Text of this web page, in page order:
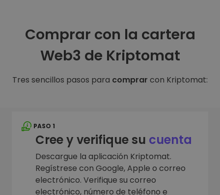
Comprar con la cartera
Web3 de Kriptomat
Tres sencillos pasos para comprar con Kriptomat:
PASO 1
Cree y verifique su cuenta
Descargue la aplicación Kriptomat.
Regístrese con Google, Apple o correo
electrónico. Verifique su correo
electrónico, número de teléfono e